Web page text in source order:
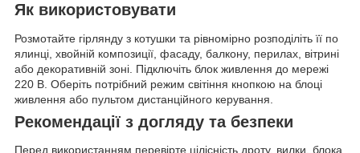
Як використовувати
Розмотайте гірлянду з котушки та рівномірно розподіліть її по
ялинці, хвойній композиції, фасаду, балкону, перилах, вітрині
або декоративній зоні. Підключіть блок живлення до мережі
220 В. Оберіть потрібний режим світіння кнопкою на блоці
живлення або пультом дистанційного керування.
Рекомендації з догляду та безпеки
Перед використанням перевірте цілісність дроту, вилки, блока